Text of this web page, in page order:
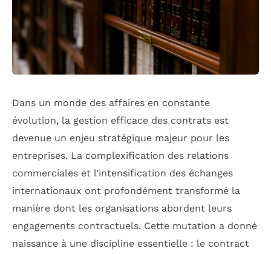
Dans un monde des affaires en constante
évolution, la gestion efficace des contrats est
devenue un enjeu stratégique majeur pour les
entreprises. La complexification des relations
commerciales et l’intensification des échanges
internationaux ont profondément transformé la
manière dont les organisations abordent leurs
engagements contractuels. Cette mutation a donné
naissance à une discipline essentielle : le contract